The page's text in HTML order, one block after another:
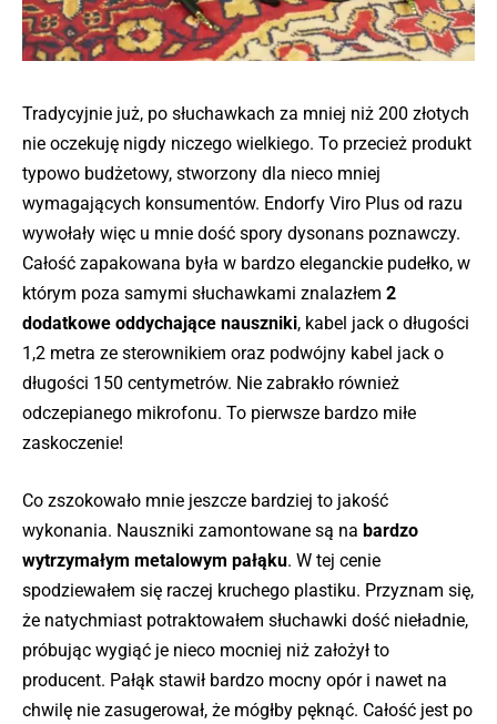
Tradycyjnie już, po słuchawkach za mniej niż 200 złotych
nie oczekuję nigdy niczego wielkiego. To przecież produkt
typowo budżetowy, stworzony dla nieco mniej
wymagających konsumentów. Endorfy Viro Plus od razu
wywołały więc u mnie dość spory dysonans poznawczy.
Całość zapakowana była w bardzo eleganckie pudełko, w
którym poza samymi słuchawkami znalazłem 2
dodatkowe oddychające nauszniki, kabel jack o długości
1,2 metra ze sterownikiem oraz podwójny kabel jack o
długości 150 centymetrów. Nie zabrakło również
odczepianego mikrofonu. To pierwsze bardzo miłe
zaskoczenie!
Co zszokowało mnie jeszcze bardziej to jakość
wykonania. Nauszniki zamontowane są na bardzo
wytrzymałym metalowym pałąku. W tej cenie
spodziewałem się raczej kruchego plastiku. Przyznam się,
że natychmiast potraktowałem słuchawki dość nieładnie,
próbując wygiąć je nieco mocniej niż założył to
producent. Pałąk stawił bardzo mocny opór i nawet na
chwilę nie zasugerował, że mógłby pęknąć. Całość jest po